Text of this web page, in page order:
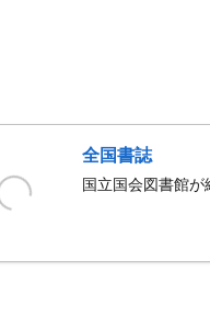
全国書誌
国立国会図書館が